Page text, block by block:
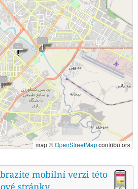
map ©OpenStreetMapcontributors
mobilní verzi této
stránky